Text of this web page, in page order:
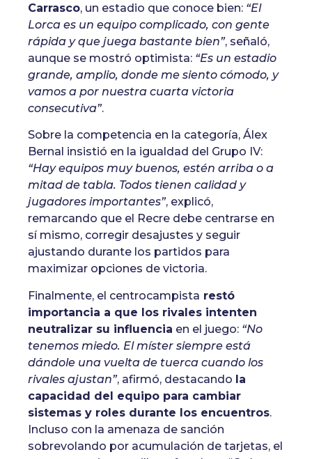
Carrasco, un estadio que conoce bien: “El
Lorca es un equipo complicado, con gente
rápida y que juega bastante bien”, señaló,
aunque se mostró optimista: “Es un estadio
grande, amplio, donde me siento cómodo, y
vamos a por nuestra cuarta victoria
consecutiva”.
Sobre la competencia en la categoría, Álex
Bernal insistió en la igualdad del Grupo IV:
“Hay equipos muy buenos, estén arriba o a
mitad de tabla. Todos tienen calidad y
jugadores importantes”, explicó,
remarcando que el Recre debe centrarse en
sí mismo, corregir desajustes y seguir
ajustando durante los partidos para
maximizar opciones de victoria.
Finalmente, el centrocampista restó
importancia a que los rivales intenten
neutralizar su influencia en el juego: “No
tenemos miedo. El míster siempre está
dándole una vuelta de tuerca cuando los
rivales ajustan”, afirmó, destacando la
capacidad del equipo para cambiar
sistemas y roles durante los encuentros.
Incluso con la amenaza de sanción
sobrevolando por acumulación de tarjetas, el